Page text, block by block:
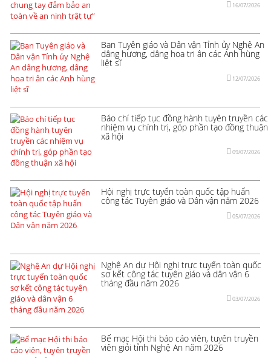
16/07/2026
Ban Tuyên giáo và Dân vận Tỉnh ủy Nghệ An
dâng hương, dâng hoa tri ân các Anh hùng
liệt sĩ
12/07/2026
Báo chí tiếp tục đồng hành tuyên truyền các
nhiệm vụ chính trị, góp phần tạo đồng thuận
xã hội
09/07/2026
Hội nghị trực tuyến toàn quốc tập huấn
công tác Tuyên giáo và Dân vận năm 2026
05/07/2026
Nghệ An dự Hội nghị trực tuyến toàn quốc
sơ kết công tác tuyên giáo và dân vận 6
tháng đầu năm 2026
03/07/2026
Bế mạc Hội thi báo cáo viên, tuyên truyền
viên giỏi tỉnh Nghệ An năm 2026